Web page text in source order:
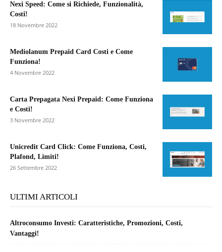
Nexi Speed: Come si Richiede, Funzionalità,
Costi!
18 Novembre 2022
Mediolanum Prepaid Card Costi e Come
Funziona!
4 Novembre 2022
Carta Prepagata Nexi Prepaid: Come Funziona
e Costi!
3 Novembre 2022
Unicredit Card Click: Come Funziona, Costi,
Plafond, Limiti!
26 Settembre 2022
ULTIMI ARTICOLI
Altroconsumo Investi: Caratteristiche, Promozioni, Costi,
Vantaggi!